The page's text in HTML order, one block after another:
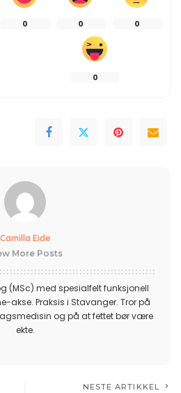
0 0 0
0
Camilla Eide
More Posts
(MSc) med spesialfelt funksjonell
Praksis i Stavanger. Tror på
og på at fettet bør være
ekte.
NESTE ARTIKKEL